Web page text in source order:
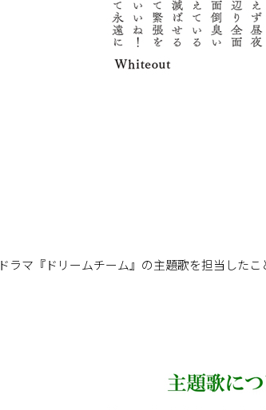
ドラマ『ドリームチーム』の主題歌を担当した